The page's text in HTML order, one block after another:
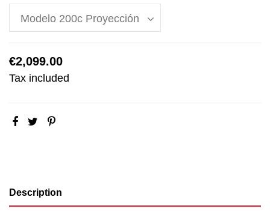
€2,099.00
Tax included
Description